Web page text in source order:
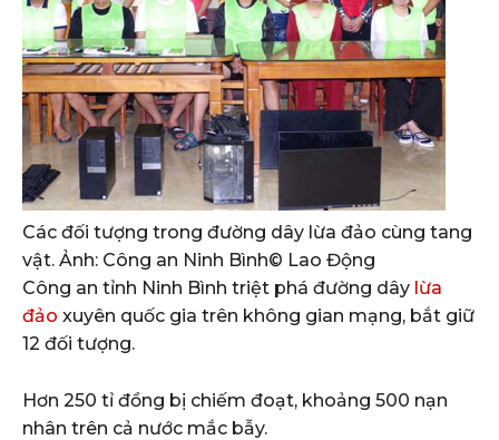
Các đối tượng trong đường dây lừa đảo cùng tang
vật. Ảnh: Công an Ninh Bình© Lao Động
Công an tỉnh Ninh Bình triệt phá đường dây lừa
đảo xuyên quốc gia trên không gian mạng, bắt giữ
12 đối tượng.
Hơn 250 tỉ đồng bị chiếm đoạt, khoảng 500 nạn
nhân trên cả nước mắc bẫy.